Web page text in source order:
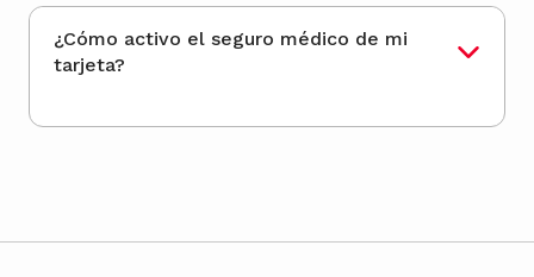
¿Cómo activo el seguro médico de mi
tarjeta?